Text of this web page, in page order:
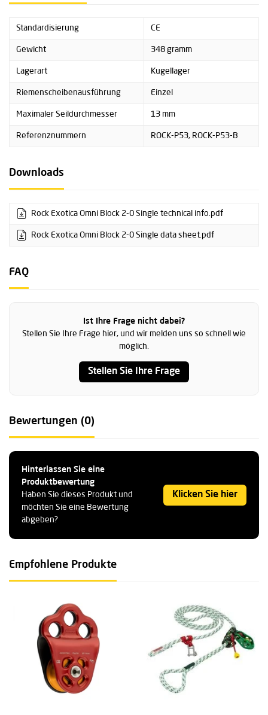
Standardisierung CE
Gewicht 348 gramm
Lagerart Kugellager
Riemenscheibenausführung Einzel
Maximaler Seildurchmesser 13 mm
Referenznummern ROCK-P53, ROCK-P53-B
Downloads
Rock Exotica Omni Block 2-0 Single technical info.pdf
Rock Exotica Omni Block 2-0 Single data sheet.pdf
FAQ
Ist Ihre Frage nicht dabei?
Stellen Sie Ihre Frage hier, und wir melden uns so schnell wie
möglich.
Stellen Sie Ihre Frage
Bewertungen (0)
Hinterlassen Sie eine
Produktbewertung
Haben Sie dieses Produkt und
möchten Sie eine Bewertung
abgeben?
Klicken Sie hier
Empfohlene Produkte